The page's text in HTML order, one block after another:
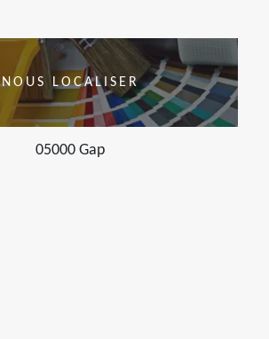
NOUS LOCALISER
05000 Gap